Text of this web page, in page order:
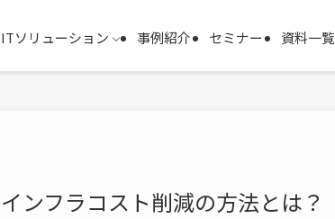
ソリューション 事例紹介 セミナー 資料一覧
ンフラコスト削減の方法とは？